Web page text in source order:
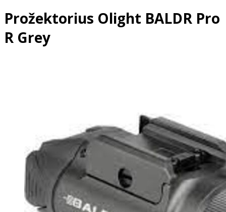
Prožektorius Olight BALDR Pro
R Grey